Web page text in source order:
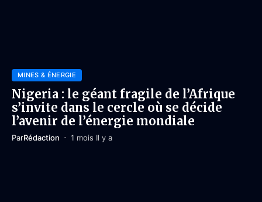
MINES & ÉNERGIE
Nigeria : le géant fragile de l’Afrique
s’invite dans le cercle où se décide
l’avenir de l’énergie mondiale
ParRédaction 1 mois Il y a